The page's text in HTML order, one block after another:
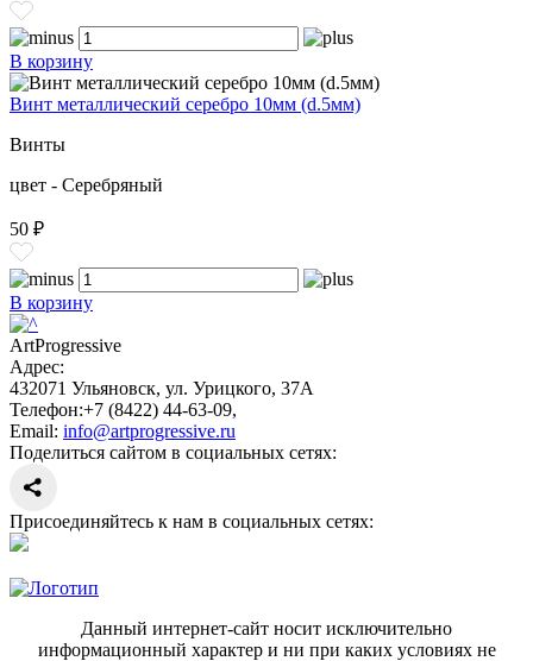
В корзину
Винт металлический серебро 10мм (d.5мм)
Винты
цвет - Серебряный
50 ₽
В корзину
ArtProgressive
Адрес:
432071 Ульяновск, ул. Урицкого, 37А
Телефон:+7 (8422) 44-63-09,
Email: info@artprogressive.ru
Поделиться сайтом в социальных сетях:
Присоединяйтесь к нам в социальных сетях:
Данный интернет-сайт носит исключительно
информационный характер и ни при каких условиях не